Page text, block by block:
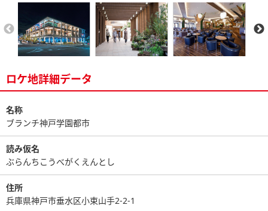
ロケ地詳細データ
名称
ブランチ神戸学園都市
読み仮名
ぶらんちこうべがくえんとし
住所
兵庫県神戸市垂水区小束山手2-2-1